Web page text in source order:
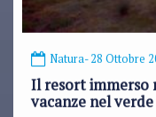
Natura- 28 Ottobre
Il resort immerso
vacanze nel verde